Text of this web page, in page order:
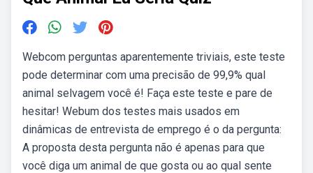
Webcom perguntas aparentemente triviais, este teste
pode determinar com uma precisão de 99,9% qual
animal selvagem você é! Faça este teste e pare de
hesitar! Webum dos testes mais usados em
dinâmicas de entrevista de emprego é o da pergunta:
A proposta desta pergunta não é apenas para que
você diga um animal de que gosta ou ao qual sente